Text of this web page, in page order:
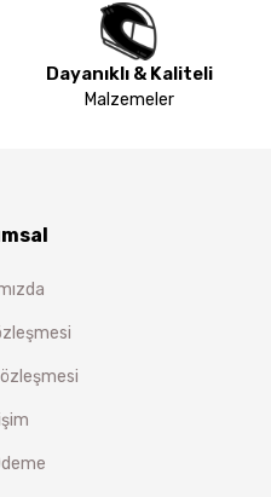
Dayanıklı & Kaliteli
Malzemeler